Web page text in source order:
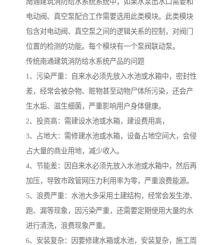
电动阀、真空泵配合工作需要选用此类模块。此类模块
包含对电动阀、真空泵之间的逻辑关系的控制，对阀门
位置的检测的功能。每个模块有一个泵阀联动泵。
传统南通建筑消防给水系统产品的问题
1、污染严重：自来水必须先放入水池或水箱中，密封性
差，经常会被杂物、赃物甚至动物尸体所污染，还会产
生水垢、滋生细菌，严重影响用户身体健康。
2、投资高：需建设水池或水箱，建设费用高，
3、占地大：需修建水池或水箱，设备占地空间大，会侵
占大量的商业用地，减少收入。
4、节能差：因自来水必须先放入水池或水箱中，然后再
加压，导致市政管网压力利用率为零，严重浪费能源。
5、浪费严重：水池大多采用土建结构，经常会发生渗、
跑、漏等现象，因污染严重，还需要定期使用大量的水
进行清洗，浪费现象严重。
6、安装复杂：因要修建水箱或水池，安装复杂，施工周